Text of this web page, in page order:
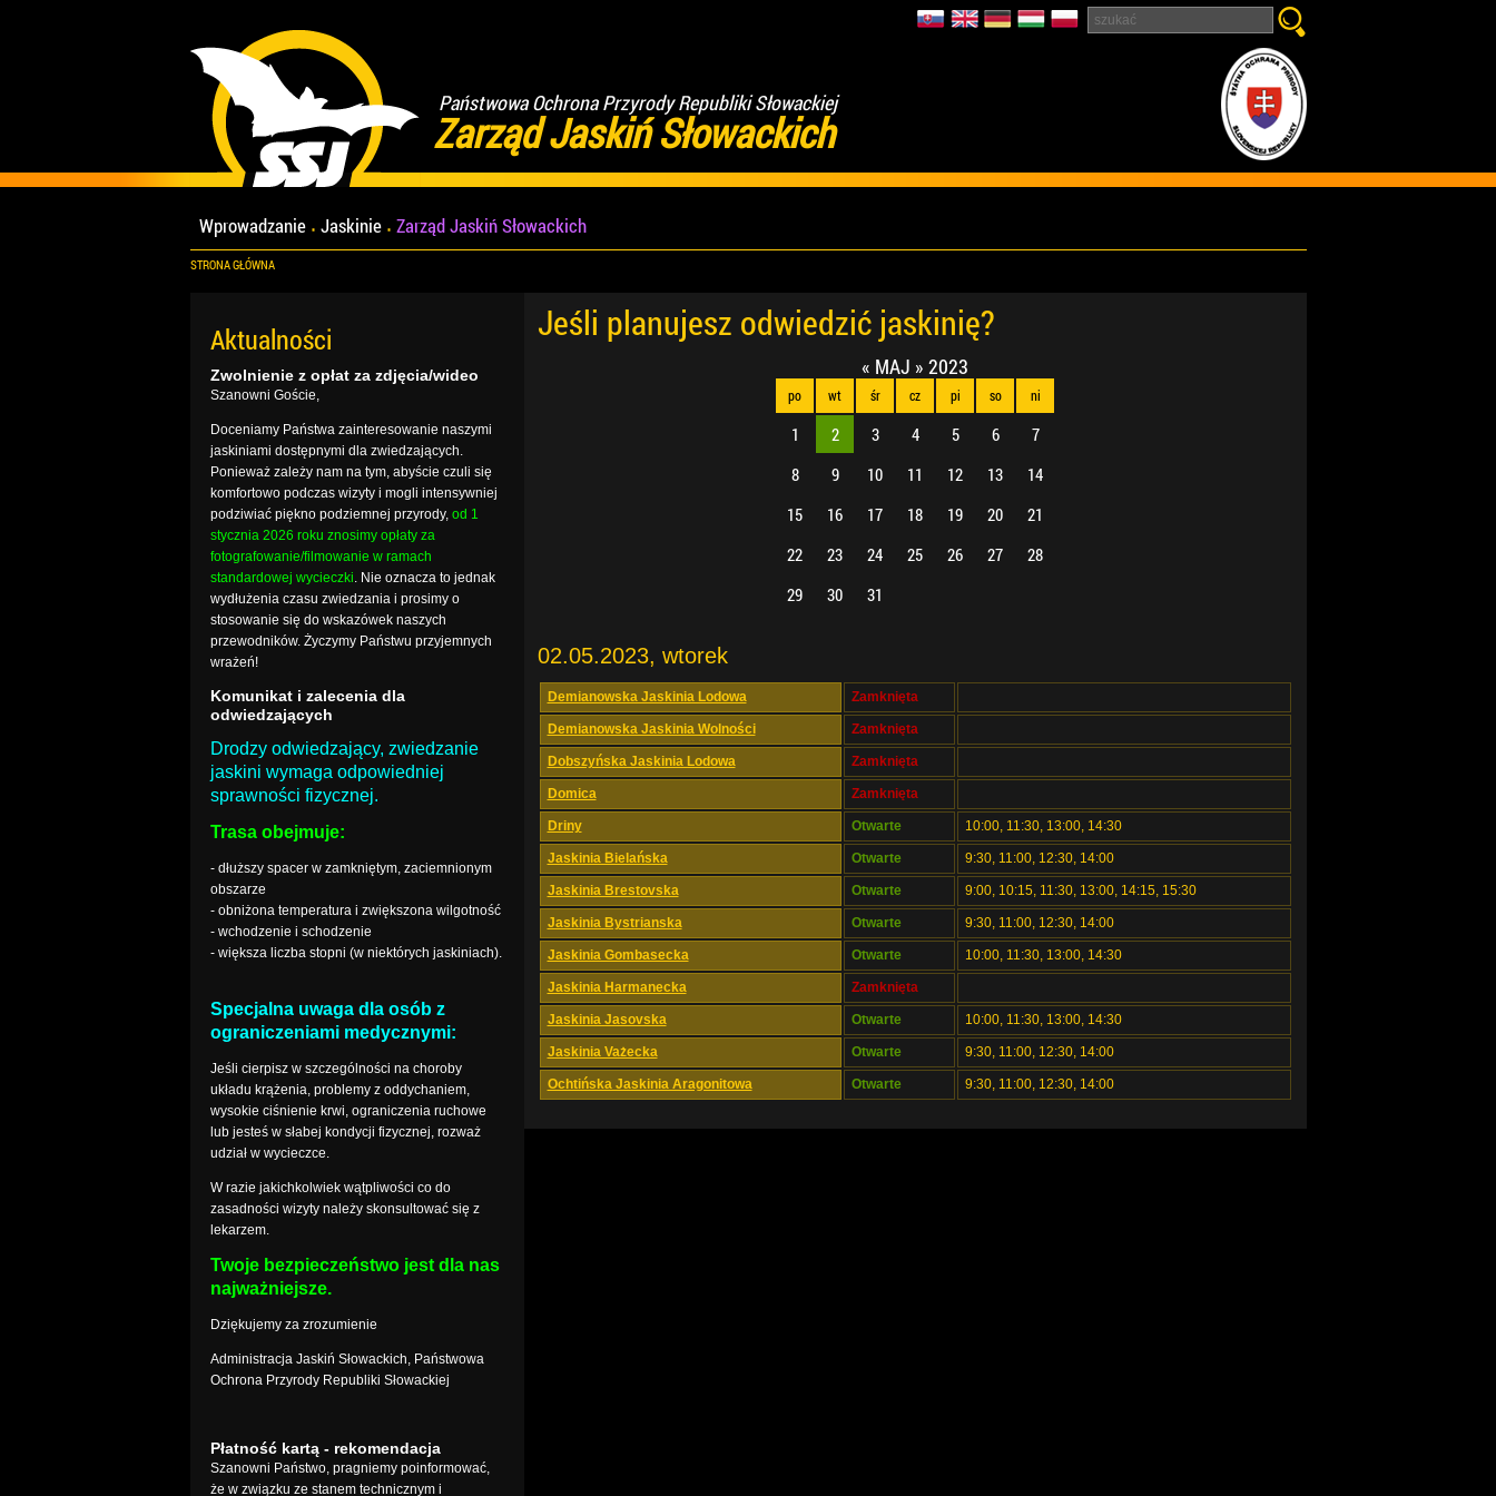
Państwowa Ochrona Przyrody Republiki Słowackiej
Zarząd Jaskiń Słowackich
Wprowadzanie Jaskinie Zarząd Jaskiń Słowackich
STRONA GŁÓWNA
Jeśli planujesz odwiedzić jaskinię?
« MAJ » 2023
po wt śr cz pi so ni
1 2 3 4 5 6
7
8
9 10 11 12 13
14
15
16 17 18 19 20
21
22
23 24 25 26 27
28
29
30 31
02.05.2023, wtorek
Demianowska Jaskinia Lodowa Zamknięta
Demianowska Jaskinia Wolności Zamknięta
Dobszyńska Jaskinia Lodowa Zamknięta
Domica Zamknięta
Driny Otwarte 10:00, 11:30, 13:00, 14:30
Jaskinia Bielańska Otwarte 9:30, 11:00, 12:30, 14:00
Jaskinia Brestovska Otwarte 9:00, 10:15, 11:30, 13:00, 14:15, 15:30
Jaskinia Bystrianska Otwarte 9:30, 11:00, 12:30, 14:00
Jaskinia Gombasecka Otwarte 10:00, 11:30, 13:00, 14:30
Jaskinia Harmanecka Zamknięta
Jaskinia Jasovska Otwarte 10:00, 11:30, 13:00, 14:30
Jaskinia Vażecka Otwarte 9:30, 11:00, 12:30, 14:00
Ochtińska Jaskinia Aragonitowa Otwarte 9:30, 11:00, 12:30, 14:00
Aktualności
Zwolnienie z opłat za zdjęcia/wideo
Szanowni Goście,
Doceniamy Państwa zainteresowanie naszymi
jaskiniami dostępnymi dla zwiedzających.
Ponieważ zależy nam na tym, abyście czuli się
komfortowo podczas wizyty i mogli intensywniej
podziwiać piękno podziemnej przyrody, od 1
stycznia 2026 roku znosimy opłaty za
fotografowanie/filmowanie w ramach
standardowej wycieczki. Nie oznacza to jednak
wydłużenia czasu zwiedzania i prosimy o
stosowanie się do wskazówek naszych
przewodników. Życzymy Państwu przyjemnych
wrażeń!
Komunikat i zalecenia dla
odwiedzających
Drodzy odwiedzający, zwiedzanie
jaskini wymaga odpowiedniej
sprawności fizycznej.
Trasa obejmuje:
- dłuższy spacer w zamkniętym, zaciemnionym
obszarze
- obniżona temperatura i zwiększona wilgotność
- wchodzenie i schodzenie
- większa liczba stopni (w niektórych jaskiniach).
Specjalna uwaga dla osób z
ograniczeniami medycznymi:
Jeśli cierpisz w szczególności na choroby
układu krążenia, problemy z oddychaniem,
wysokie ciśnienie krwi, ograniczenia ruchowe
lub jesteś w słabej kondycji fizycznej, rozważ
udział w wycieczce.
W razie jakichkolwiek wątpliwości co do
zasadności wizyty należy skonsultować się z
lekarzem.
Twoje bezpieczeństwo jest dla nas
najważniejsze.
Dziękujemy za zrozumienie
Administracja Jaskiń Słowackich, Państwowa
Ochrona Przyrody Republiki Słowackiej
Płatność kartą - rekomendacja
Szanowni Państwo, pragniemy poinformować,
że w związku ze stanem technicznym i